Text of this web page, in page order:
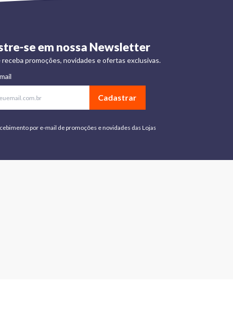
se em nossa Newsletter
promoções, novidades e ofertas exclusivas.
Cadastrar
por e-mail de promoções e novidades das Lojas